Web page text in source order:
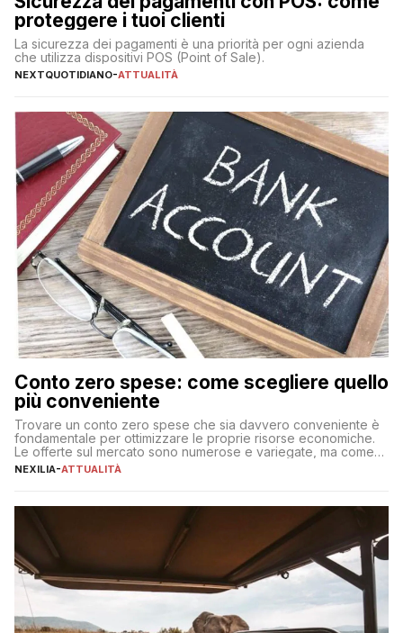
proteggere i tuoi clienti
La sicurezza dei pagamenti è una priorità per ogni azienda
che utilizza dispositivi POS (Point of Sale).
NEXTQUOTIDIANO-ATTUALITÀ
Conto zero spese: come scegliere quello
più conveniente
Trovare un conto zero spese che sia davvero conveniente è
fondamentale per ottimizzare le proprie risorse economiche.
Le offerte sul mercato sono numerose e variegate, ma come
individuare quella più adatta alle proprie esigenze senza
sul […]
NEXILIA-ATTUALITÀ